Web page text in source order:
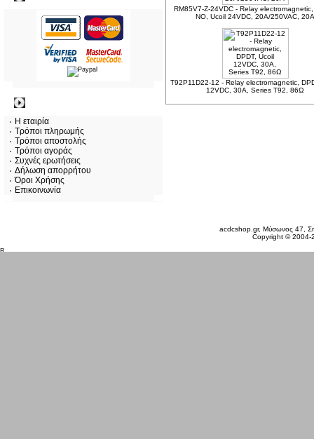
Η εταιρία
Τρόποι πληρωμής
Τρόποι αποστολής
Τρόποι αγοράς
Συχνές ερωτήσεις
Δήλωση απορρήτου
Όροι Χρήσης
Επικοινωνία
RM85V7-Z-24VDC - Relay
NO, Ucoil 24VDC, 20A/250VAC, 20A
T92P11D22-12 - Relay electromagnetic,
12VDC, 30A, Series T92, 86Ω
acdcshop.gr, Μύσωνος 47,
Copyright ©